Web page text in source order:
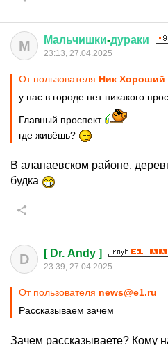
М Мальчишки-дураки
23:13, 27.04.2025
От пользователя Ник Хороший
у нас в городе нет никакого
Главный проспект
где живёшь?
В алапаевском районе,
будка
D [ Dr. Andy ]
23:39, 27.04.2025
От пользователя news@e1.ru
Рассказываем зачем
Зачем рассказываете? Кому